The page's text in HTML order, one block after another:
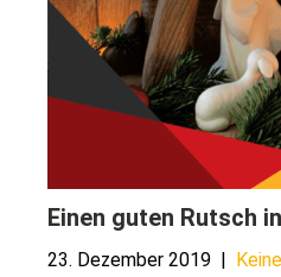
Einen guten Rutsch
23. Dezember 2019